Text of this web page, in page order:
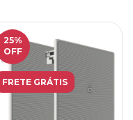
25%
OFF
FRETE GRÁTIS